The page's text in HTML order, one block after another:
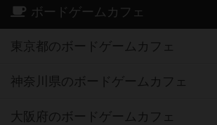
ボードゲームカフェ
東京都のボードゲームカフェ
神奈川県のボードゲームカフェ
大阪府のボードゲームカフェ